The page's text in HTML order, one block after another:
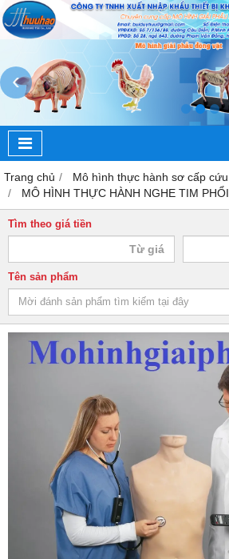
‹
Trang chủ
Mô hình thực hành sơ cấp cứu
MÔ HÌNH THỰC HÀNH NGHE TIM PHỔI
Tìm theo giá tiền
Tên sản phẩm